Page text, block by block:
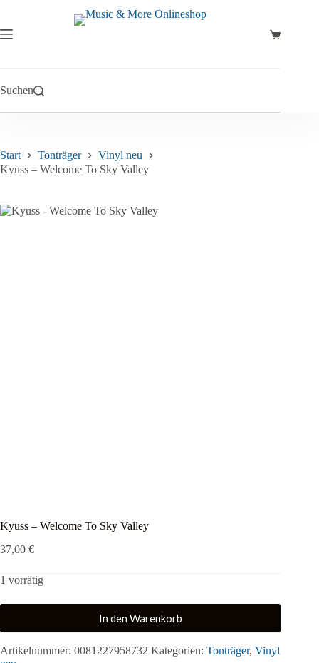
springen
Warenkorb
Suchen
Start Tonträger
Vinyl neu
Kyuss – Welcome To Sky Valley
Kyuss – Welcome To Sky Valley
37,00 €
1 vorrätig
In den Warenkorb
Artikelnummer: 0081227958732 Kategorien: Tonträger, Vinyl